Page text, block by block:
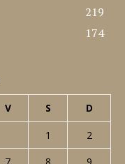
219
174
V S D
1
2